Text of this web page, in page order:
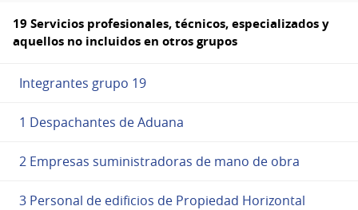
19 Servicios profesionales, técnicos, especializados y
aquellos no incluidos en otros grupos
Integrantes grupo 19
1 Despachantes de Aduana
2 Empresas suministradoras de mano de obra
3 Personal de edificios de Propiedad Horizontal